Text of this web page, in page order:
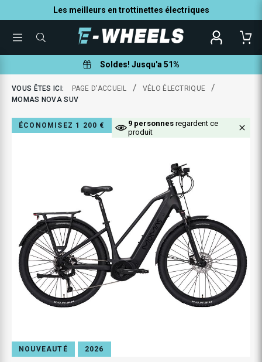
Les meilleurs en trottinettes électriques
TOGGLEQUE
NOUS
À
?
Soldes! Jusqu'a 51%
VOUS ÊTES ICI: PAGE D'ACCUEIL / VÉLO ÉLECTRIQUE /
MOMAS NOVA SUV
ÉCONOMISEZ 1 200 € 9 personnes regardent ce
produit
6 personnes
NOUVEAUTÉ 2026